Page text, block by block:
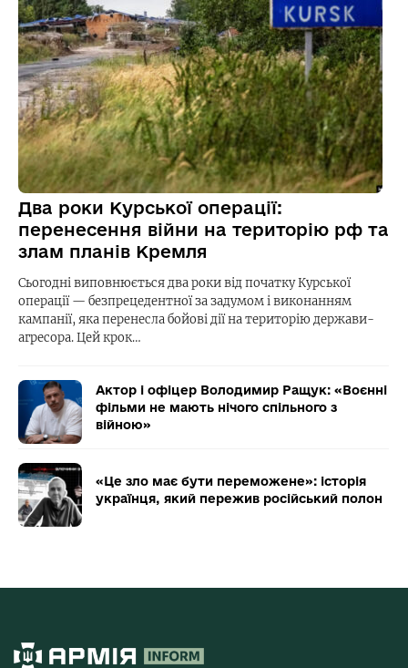
Два роки Курської операції:
перенесення війни на територію рф та
злам планів Кремля
Сьогодні виповнюється два роки від початку Курської
операції — безпрецедентної за задумом і виконанням
кампанії, яка перенесла бойові дії на територію держави-
агресора. Цей крок…
Актор і офіцер Володимир Ращук: «Воєнні
фільми не мають нічого спільного з
війною»
«Це зло має бути переможене»: історія
українця, який пережив російський полон